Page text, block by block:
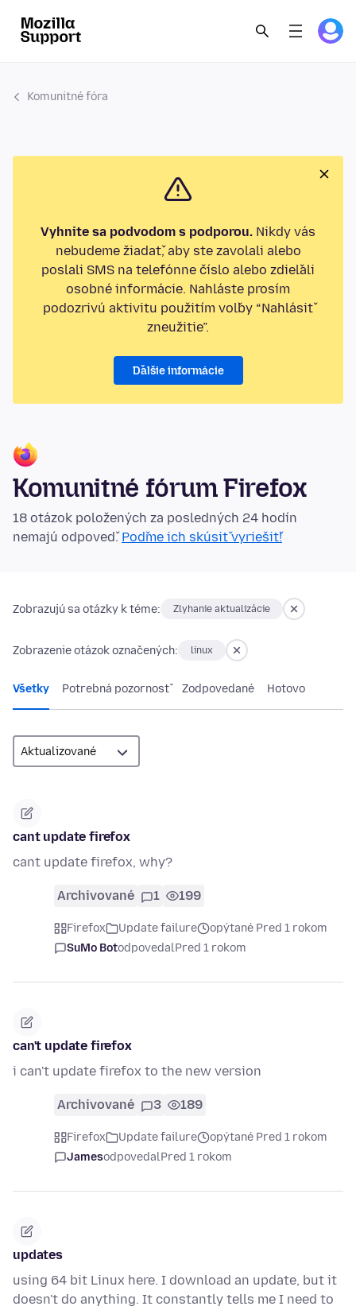
Komunitné fóra
Vyhnite sa podvodom s podporou. Nikdy vás
nebudeme žiadať, aby ste zavolali alebo
poslali SMS na telefónne číslo alebo zdieľali
osobné informácie. Nahláste prosím
podozrivú aktivitu použitím voľby “Nahlásiť
zneužitie”.
Ďalšie informácie
Komunitné fórum Firefox
18 otázok položených za posledných 24 hodín
nemajú odpoveď.Poďme ich skúsiť vyriešiť!
Zobrazujú sa otázky k téme: Zlyhanie aktualizácie
Zobrazenie otázok označených: linux
Všetky Potrebná pozornosť Zodpovedané Hotovo
cant update firefox
cant update firefox, why?
Archivované 1 199
Firefox Update failure
opýtané Pred 1 rokom
SuMo BotodpovedalPred 1 rokom
can't update firefox
i can't update firefox to the new version
Archivované 3 189
Firefox Update failure
opýtané Pred 1 rokom
JamesodpovedalPred 1 rokom
updates
using 64 bit Linux here. I download an update, but it
doesn't do anything. It constantly tells me I need to